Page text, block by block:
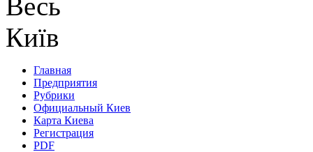
Главная
Предприятия
Рубрики
Официальный Киев
Карта Киева
Регистрация
PDF